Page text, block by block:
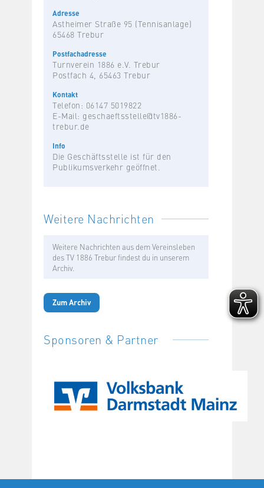
Adresse
Astheimer Straße 95 (Tennisanlage)
65468 Trebur
Postfachadresse
Turnverein 1886 e.V. Trebur
Postfach 4, 65463 Trebur
Kontakt
Telefon: 06147 5019822
E-Mail: geschaeftsstelle@tv1886-
trebur.de
Info
Die Geschäftsstelle ist für den
Publikumsverkehr geöffnet.
Weitere Nachrichten
Weitere Nachrichten aus dem Vereinsleben
des TV 1886 Trebur findest du in unserem
Archiv.
Zum Archiv
Sponsoren & Partner